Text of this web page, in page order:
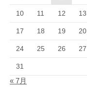
10 11 12 13
17 18 19 20
24 25 26 27
31
« 7月